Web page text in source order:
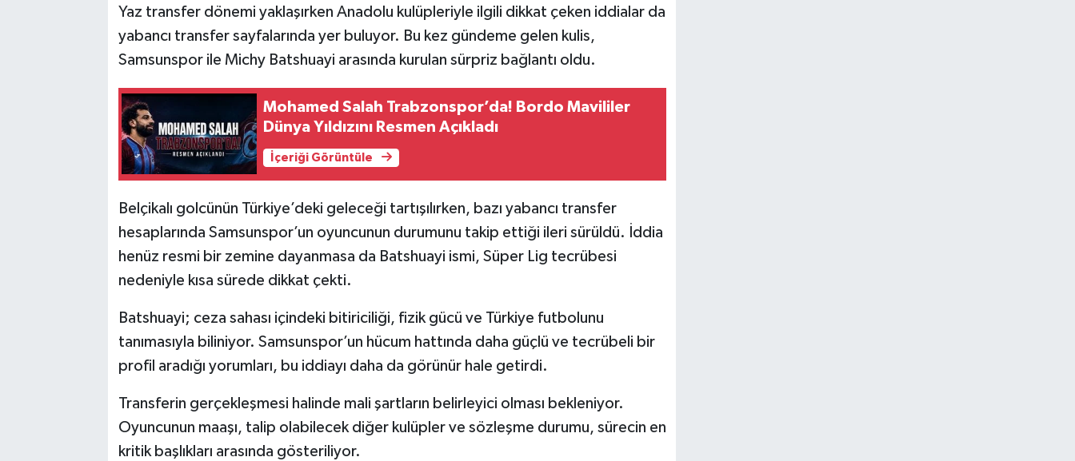
Yaz transfer dönemi yaklaşırken Anadolu kulüpleriyle ilgili dikkat çeken iddialar da
yabancı transfer sayfalarında yer buluyor. Bu kez gündeme gelen kulis,
Samsunspor ile Michy Batshuayi arasında kurulan sürpriz bağlantı oldu.
Mohamed Salah Trabzonspor’da! Bordo Mavililer
Dünya Yıldızını Resmen Açıkladı
İçeriği Görüntüle
Belçikalı golcünün Türkiye’deki geleceği tartışılırken, bazı yabancı transfer
hesaplarında Samsunspor’un oyuncunun durumunu takip ettiği ileri sürüldü. İddia
henüz resmi bir zemine dayanmasa da Batshuayi ismi, Süper Lig tecrübesi
nedeniyle kısa sürede dikkat çekti.
Batshuayi; ceza sahası içindeki bitiriciliği, fizik gücü ve Türkiye futbolunu
tanımasıyla biliniyor. Samsunspor’un hücum hattında daha güçlü ve tecrübeli bir
profil aradığı yorumları, bu iddiayı daha da görünür hale getirdi.
Transferin gerçekleşmesi halinde mali şartların belirleyici olması bekleniyor.
Oyuncunun maaşı, talip olabilecek diğer kulüpler ve sözleşme durumu, sürecin en
kritik başlıkları arasında gösteriliyor.